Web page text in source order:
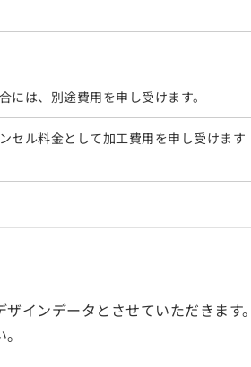
は、別途費用を申し受けます。
セル料金として加工費用を申し受けます
インデータとさせていただきます